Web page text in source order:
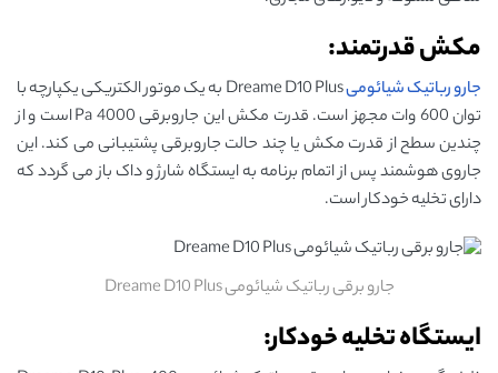
مکش قدرتمند:
جارو رباتیک شیائومی
Dreame D10 Plus به یک موتور الکتریکی یکپارچه با
توان 600 وات مجهز است. قدرت مکش این جاروبرقی 4000 Pa است و از
چندین سطح از قدرت مکش یا چند حالت جاروبرقی پشتیبانی می کند. این
جاروی هوشمند پس از اتمام برنامه به ایستگاه شارژ و داک باز می گردد که
دارای تخلیه خودکار است.
جارو برقی رباتیک شیائومی Dreame D10 Plus
ایستگاه تخلیه خودکار: